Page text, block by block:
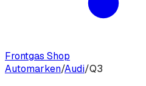
Frontgas Shop
Automarken/Audi/Q3